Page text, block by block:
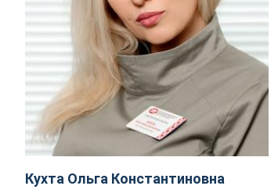
Кухта Ольга Константиновна